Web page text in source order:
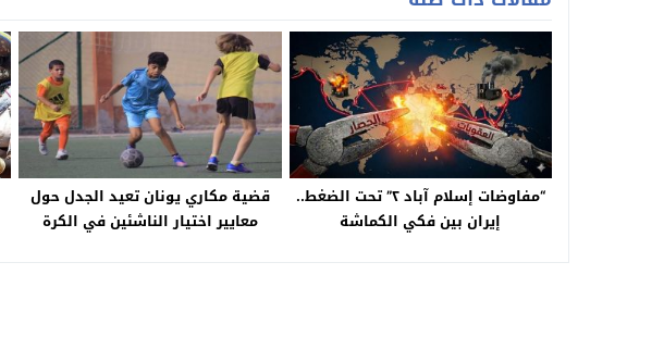
“مفاوضات إسلام آباد ٢” تحت الضغط..
إيران بين فكي الكماشة
قضية مكاري يونان تعيد الجدل حول
معايير اختيار الناشئين في الكرة